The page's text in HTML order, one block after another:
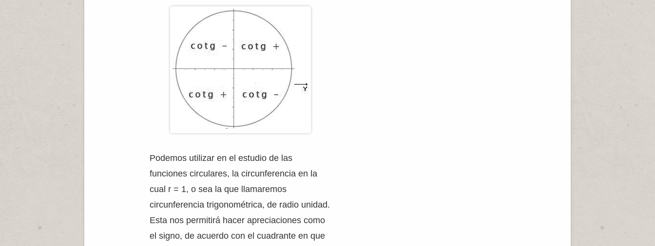
Podemos utilizar en el estudio de las
funciones circulares, la circunferencia en la
cual r = 1, o sea la que llamaremos
circunferencia trigonométrica, de radio unidad.
Esta nos permitirá hacer apreciaciones como
el signo, de acuerdo con el cuadrante en que